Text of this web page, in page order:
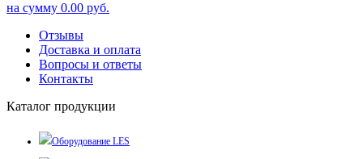
на сумму 0.00 руб.
Отзывы
Доставка и оплата
Вопросы и ответы
Контакты
Каталог продукции
Оборудование LES